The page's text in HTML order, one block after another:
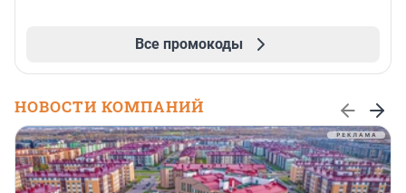
Все промокоды
НОВОСТИ КОМПАНИЙ